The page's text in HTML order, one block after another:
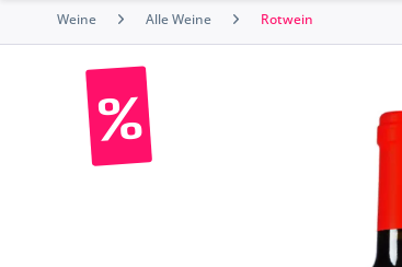
Weine Alle Weine Rotwein